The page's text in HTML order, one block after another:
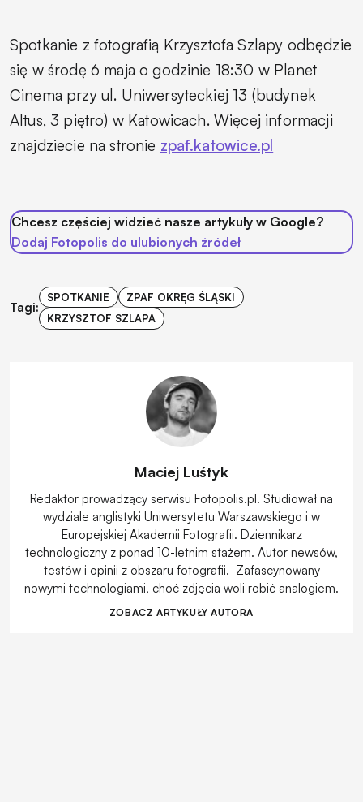
Spotkanie z fotografią Krzysztofa Szlapy odbędzie
się w środę 6 maja o godzinie 18:30 w Planet
Cinema przy ul. Uniwersyteckiej 13 (budynek
Altus, 3 piętro) w Katowicach. Więcej informacji
znajdziecie na stronie zpaf.katowice.pl
Chcesz częściej widzieć nasze artykuły w Google?
Dodaj Fotopolis do ulubionych źródeł
Tagi:
SPOTKANIE
ZPAF OKRĘG ŚLĄSKI
KRZYSZTOF SZLAPA
Maciej Luśtyk
Redaktor prowadzący serwisu Fotopolis.pl. Studiował na
wydziale anglistyki Uniwersytetu Warszawskiego i w
Europejskiej Akademii Fotografii. Dziennikarz
technologiczny z ponad 10-letnim stażem. Autor newsów,
testów i opinii z obszaru fotografii. Zafascynowany
nowymi technologiami, choć zdjęcia woli robić analogiem.
ZOBACZ ARTYKUŁY AUTORA